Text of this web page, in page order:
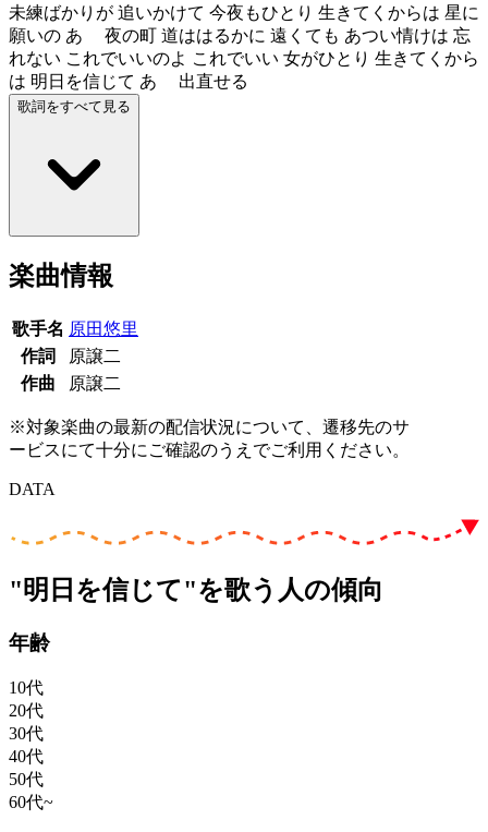
未練ばかりが 追いかけて 今夜もひとり 生きてくからは 星に
願いの あゝ 夜の町 道ははるかに 遠くても あつい情けは 忘
れない これでいいのよ これでいい 女がひとり 生きてくから
は 明日を信じて あゝ 出直せる
歌詞をすべて見る
楽曲情報
歌手名 原田悠里
作詞
原譲二
作曲
原譲二
※対象楽曲の最新の配信状況について、遷移先のサ
ービスにて十分にご確認のうえでご利用ください。
DATA
"明日を信じて"を歌う人の傾向
年齢
10代
20代
30代
40代
50代
60代~